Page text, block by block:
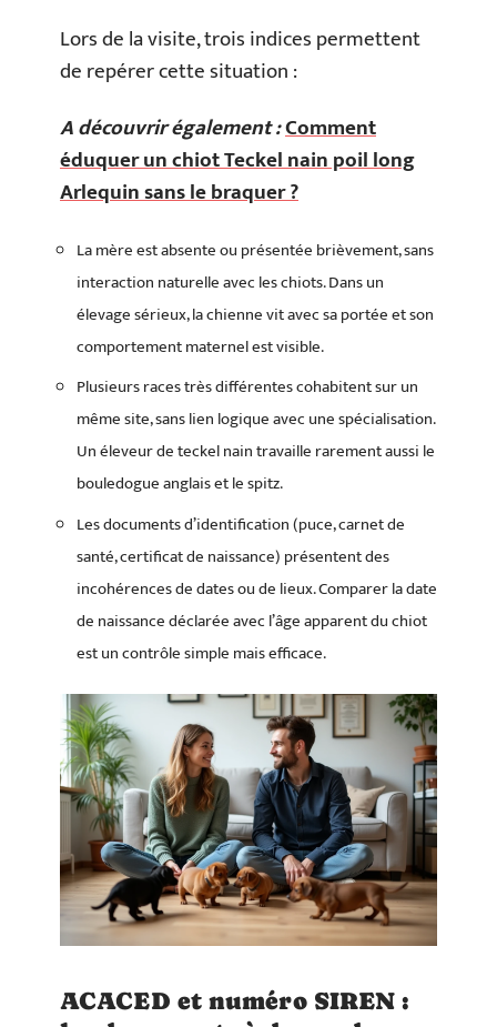
Lors de la visite, trois indices permettent
de repérer cette situation :
A découvrir également :Comment
éduquer un chiot Teckel nain poil long
Arlequin sans le braquer ?
La mère est absente ou présentée brièvement, sans
interaction naturelle avec les chiots. Dans un
élevage sérieux, la chienne vit avec sa portée et son
comportement maternel est visible.
Plusieurs races très différentes cohabitent sur un
même site, sans lien logique avec une spécialisation.
Un éleveur de teckel nain travaille rarement aussi le
bouledogue anglais et le spitz.
Les documents d’identification (puce, carnet de
santé, certificat de naissance) présentent des
incohérences de dates ou de lieux. Comparer la date
de naissance déclarée avec l’âge apparent du chiot
est un contrôle simple mais efficace.
ACACED et numéro SIREN :